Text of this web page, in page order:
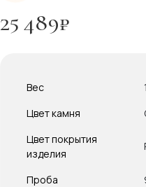
25 489₽
Вес
Цвет камня
Цвет покрытия
изделия
Проба